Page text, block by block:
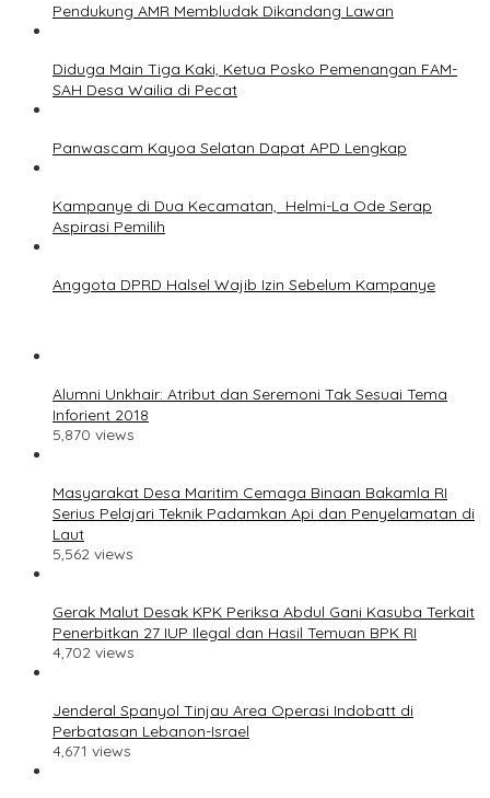
Pendukung AMR Membludak Dikandang Lawan
Diduga Main Tiga Kaki, Ketua Posko Pemenangan FAM-
SAH Desa Wailia di Pecat
Panwascam Kayoa Selatan Dapat APD Lengkap
Kampanye di Dua Kecamatan, Helmi-La Ode Serap
Aspirasi Pemilih
Anggota DPRD Halsel Wajib Izin Sebelum Kampanye
Alumni Unkhair: Atribut dan Seremoni Tak Sesuai Tema
Inforient 2018
5,870 views
Masyarakat Desa Maritim Cemaga Binaan Bakamla RI
Serius Pelajari Teknik Padamkan Api dan Penyelamatan di
Laut
5,562 views
Gerak Malut Desak KPK Periksa Abdul Gani Kasuba Terkait
Penerbitkan 27 IUP Ilegal dan Hasil Temuan BPK RI
4,702 views
Jenderal Spanyol Tinjau Area Operasi Indobatt di
Perbatasan Lebanon-Israel
4,671 views